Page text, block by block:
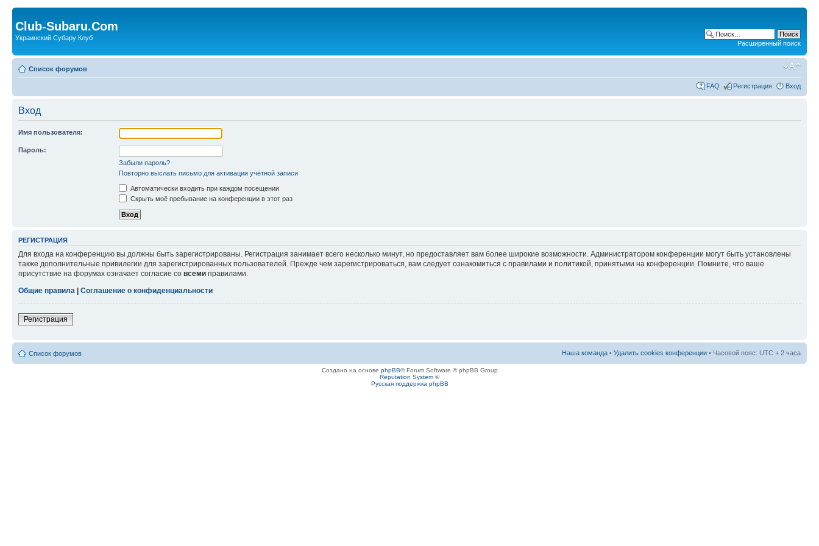
Club-Subaru.Com
Украинский Субару Клуб
Расширенный поиск
Список форумов
FAQ Регистрация Вход
Вход
Имя пользователя:
Пароль:
Забыли пароль?
Повторно выслать письмо для активации учётной записи
Автоматически входить при каждом посещении
Скрыть моё пребывание на конференции в этот раз
РЕГИСТРАЦИЯ
Для входа на конференцию вы должны быть зарегистрированы. Регистрация занимает всего несколько минут, но предоставляет вам более широкие возможности. Администратором конференции могут быть установлены
также дополнительные привилегии для зарегистрированных пользователей. Прежде чем зарегистрироваться, вам следует ознакомиться с правилами и политикой, принятыми на конференции. Помните, что ваше
присутствие на форумах означает согласие со всеми правилами.
Общие правила
Соглашение о конфиденциальности
Регистрация
Список форумов Наша команда • Удалить cookies конференции • Часовой пояс: UTC + 2 часа
Создано на основе phpBB® Forum Software © phpBB Group
Reputation System ©
Русская поддержка phpBB